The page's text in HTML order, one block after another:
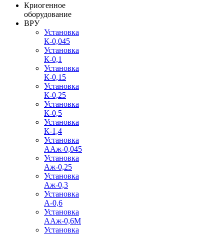
Криогенное
оборудование
ВРУ
Установка
К-0,045
Установка
К-0,1
Установка
К-0,15
Установка
К-0,25
Установка
К-0,5
Установка
К-1,4
Установка
ААж-0,045
Установка
Аж-0,25
Установка
Аж-0,3
Установка
А-0,6
Установка
ААж-0,6М
Установка